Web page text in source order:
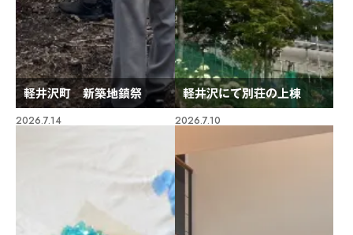
軽井沢町 新築地鎮祭 軽井沢にて別荘の上棟
2026.7.14 2026.7.10